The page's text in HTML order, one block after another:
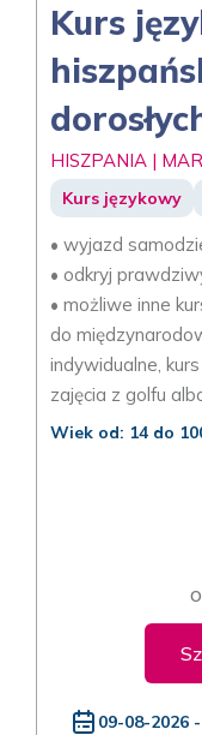
Kurs
HISZPANIA |
Kurs językowy
• wyjazd
• odkryj
• możliwe inne
do
indywidualne,
zajęcia z golfu
Wiek od: 14 do
09-08-2026